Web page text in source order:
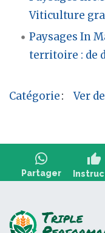
Viticulture
Paysages In
territoire : de
Catégorie: Ver
Partager
thumb_up